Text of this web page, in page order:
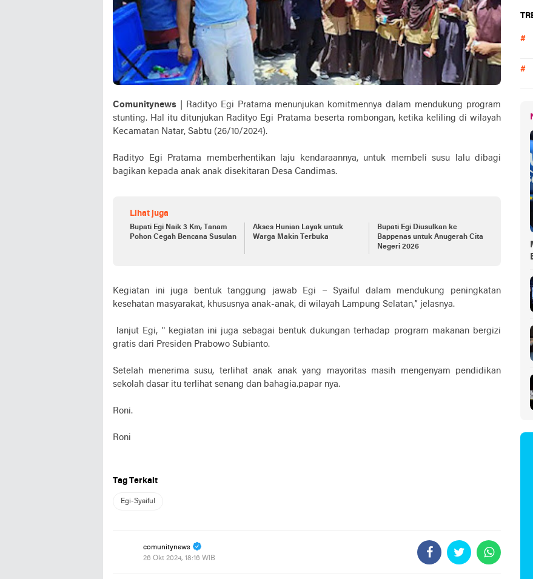
Comunitynews | Radityo Egi Pratama menunjukan komitmennya dalam mendukung program
stunting. Hal itu ditunjukan Radityo Egi Pratama beserta rombongan, ketika keliling di wilayah
Kecamatan Natar, Sabtu (26/10/2024).
Radityo Egi Pratama memberhentikan laju kendaraannya, untuk membeli susu lalu dibagi
bagikan kepada anak anak disekitaran Desa Candimas.
Lihat juga
Bupati Egi Naik 3 Km, Tanam
Pohon Cegah Bencana Susulan
Akses Hunian Layak untuk
Warga Makin Terbuka
Bupati Egi Diusulkan ke
Bappenas untuk Anugerah Cita
Negeri 2026
Kegiatan ini juga bentuk tanggung jawab Egi – Syaiful dalam mendukung peningkatan
kesehatan masyarakat, khususnya anak-anak, di wilayah Lampung Selatan,” jelasnya.
lanjut Egi, " kegiatan ini juga sebagai bentuk dukungan terhadap program makanan bergizi
gratis dari Presiden Prabowo Subianto.
Setelah menerima susu, terlihat anak anak yang mayoritas masih mengenyam pendidikan
sekolah dasar itu terlihat senang dan bahagia.papar nya.
Roni.
Roni
Tag Terkait
Egi-Syaiful
comunitynews
26 Okt 2024, 18:16 WIB